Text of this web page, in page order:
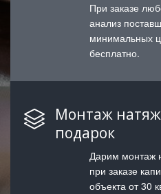
При заказе
анализ
минимальных
бесплатно.
Монтаж
подарок
Дарим монтаж
при заказе
объекта от 30